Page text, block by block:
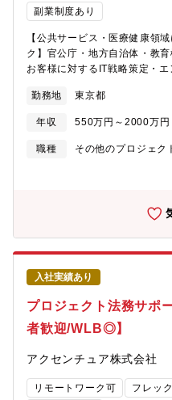
副業制度あり
【公共サービス・医療健康領
ク】官公庁・地方自治体・教
お客様に対するIT戦略策定・
援、調達支援、工程管理、シ
インテグレーションのすべて
寄り添い、一気通貫でのコン
す。公共サービス（官公庁関
の公共領域に関するアクセン
り高いレベルの実績を生み出
ソリューション検討、システ
義■システムアーキテクチャの
計・開発・テスト■システム開
■システム開発における各種支
画策定■システムアウトソーシ
クト事例】■国家事業としての
計画立案■年金、雇用、税金、
活に欠かせない政府情報シス
ジションの魅力】■国や人々の
いプロジェクトを担えます。■
課題の解決や市民のニーズに
勤務地 東京都
年収 550万円～2000万円
職種
その他のプロジェク
入社実績あり
プロジェクト法務サポ
者歓迎/WLB◎】
アクセンチュア株式会社
リモートワーク可 フレッ